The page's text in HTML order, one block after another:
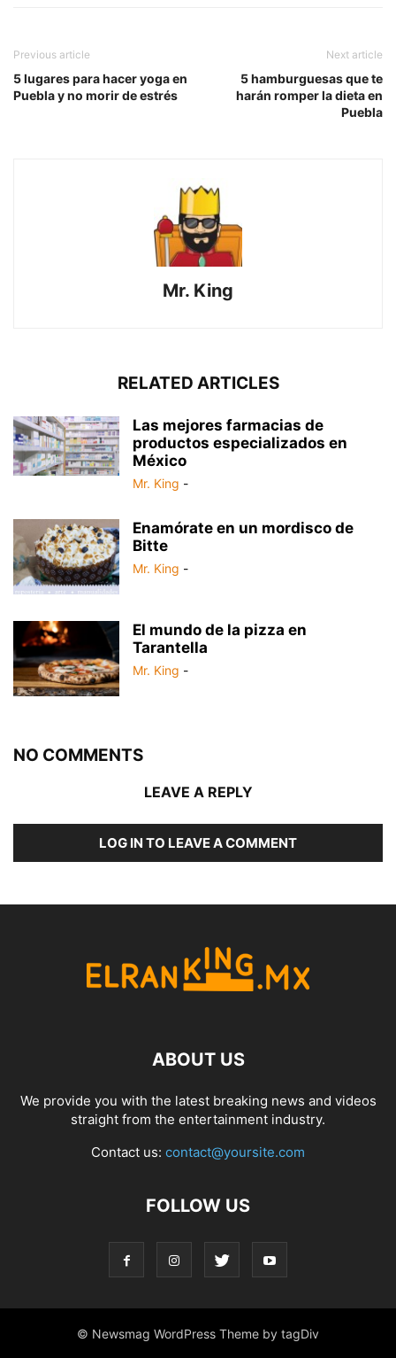
Previous article
5 lugares para hacer yoga en
Puebla y no morir de estrés
Next article
5 hamburguesas que te
harán romper la dieta en
Puebla
Mr. King
RELATED ARTICLES
Las mejores farmacias de
productos especializados en
México
Mr. King -
Enamórate en un mordisco de
Bitte
Mr. King -
El mundo de la pizza en
Tarantella
Mr. King -
NO COMMENTS
LEAVE A REPLY
LOG IN TO LEAVE A COMMENT
ABOUT US
We provide you with the latest breaking news and videos
straight from the entertainment industry.
Contact us: contact@yoursite.com
FOLLOW US
© Newsmag WordPress Theme by tagDiv